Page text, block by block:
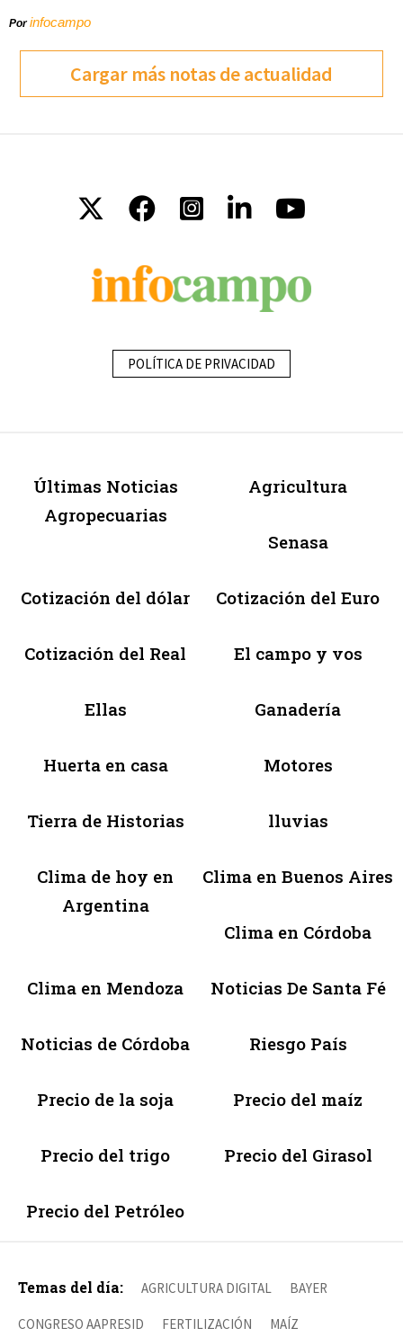
Porinfocampo
Cargar más notas de actualidad
POLÍTICA DE PRIVACIDAD
Últimas Noticias
Agropecuarias
Agricultura
Senasa
Cotización del dólar Cotización del Euro
Cotización del Real El campo y vos
Ellas Ganadería
Huerta en casa Motores
Tierra de Historias lluvias
Clima de hoy en
Argentina
Clima en Buenos Aires
Clima en Córdoba
Clima en Mendoza Noticias De Santa Fé
Noticias de Córdoba Riesgo País
Precio de la soja Precio del maíz
Precio del trigo Precio del Girasol
Precio del Petróleo
Temas del día: AGRICULTURA DIGITAL BAYER
CONGRESO AAPRESID FERTILIZACIÓN MAÍZ